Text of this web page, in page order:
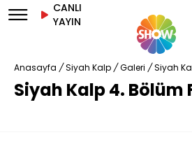
CANLI
YAYIN
Anasayfa / Siyah Kalp / Galeri / Siyah
Siyah Kalp 4. Bölüm